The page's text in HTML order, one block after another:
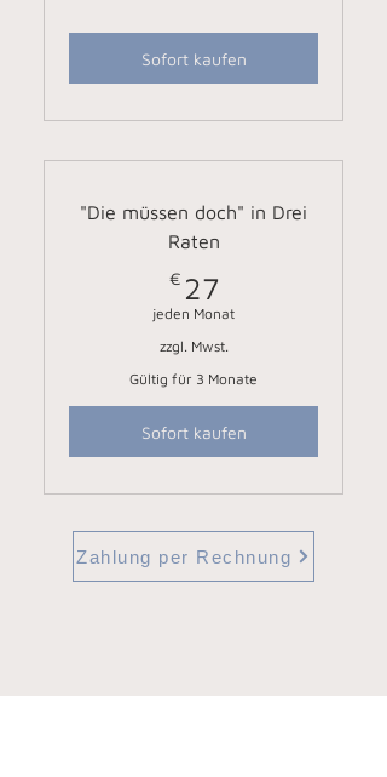
Sofort kaufen
"Die müssen doch" in Drei
Raten
€ 2727€
jeden Monat
zzgl. Mwst.
Gültig für 3 Monate
Sofort kaufen
Zahlung per Rechnung